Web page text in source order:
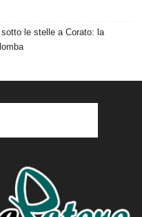
le stelle a Corato: la